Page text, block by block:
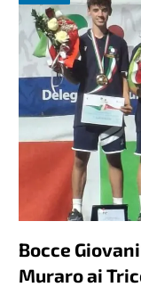
Bocce
Muraro ai